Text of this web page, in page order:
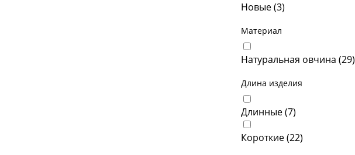
Новые (3)
Материал
Натуральная овчина (29)
Длина изделия
Длинные (7)
Короткие (22)